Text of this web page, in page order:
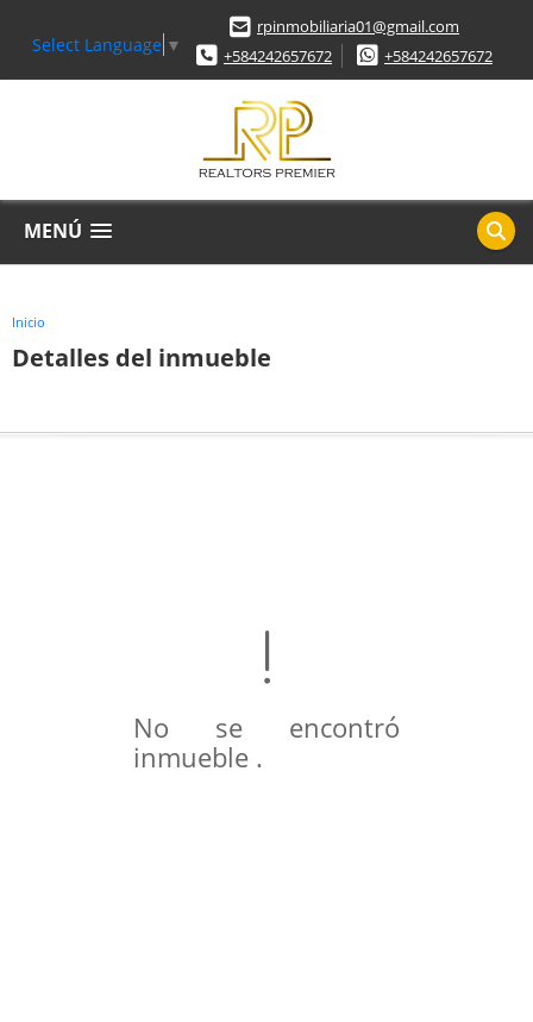
Select Language ▼
rpinmobiliaria01@gmail.com
+584242657672
+584242657672
MENÚ
Inicio
Detalles del inmueble
No se encontró
inmueble .